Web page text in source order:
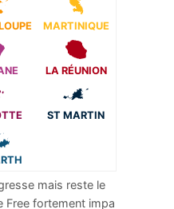
MARTINIQUE
LA RÉUNION
ST MARTIN
mais reste le
...
Free fortement impa